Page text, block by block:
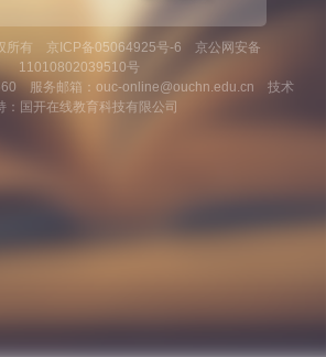
所有 京ICP备05064925号-6 京公网安备
11010802039510号
服务邮箱：ouc-online@ouchn.edu.cn 技术
：国开在线教育科技有限公司